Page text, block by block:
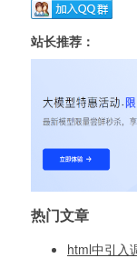
站长推荐：
热门文章
html中引入